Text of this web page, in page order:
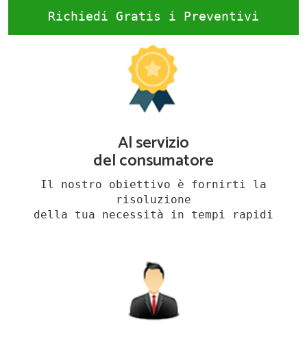
Richiedi Gratis i Preventivi
Al servizio
del consumatore
Il nostro obiettivo è fornirti la
risoluzione
della tua necessità in tempi rapidi